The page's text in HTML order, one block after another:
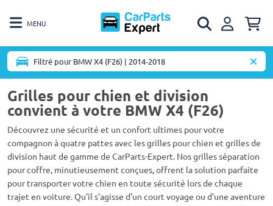
MENU
Filtré pour BMW X4 (F26) | 2014-2018
Grilles pour chien et division
convient à votre BMW X4 (F26)
Découvrez une sécurité et un confort ultimes pour votre
compagnon à quatre pattes avec les grilles pour chien et grilles de
division haut de gamme de CarParts-Expert. Nos grilles séparation
pour coffre, minutieusement conçues, offrent la solution parfaite
pour transporter votre chien en toute sécurité lors de chaque
trajet en voiture. Qu'il s'agisse d'un court voyage ou d'une aventure